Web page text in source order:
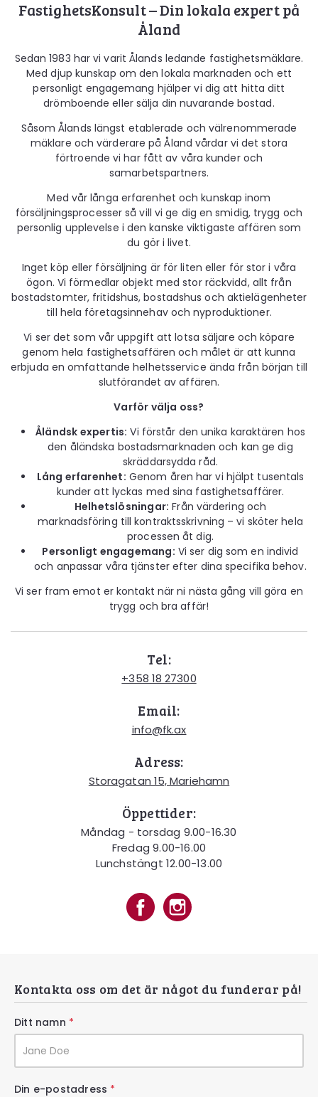
FastighetsKonsult – Din lokala expert på
Åland
Sedan 1983 har vi varit Ålands ledande fastighetsmäklare.
Med djup kunskap om den lokala marknaden och ett
personligt engagemang hjälper vi dig att hitta ditt
drömboende eller sälja din nuvarande bostad.
Såsom Ålands längst etablerade och välrenommerade
mäklare och värderare på Åland vårdar vi det stora
förtroende vi har fått av våra kunder och
samarbetspartners.
Med vår långa erfarenhet och kunskap inom
försäljningsprocesser så vill vi ge dig en smidig, trygg och
personlig upplevelse i den kanske viktigaste affären som
du gör i livet.
Inget köp eller försäljning är för liten eller för stor i våra
ögon. Vi förmedlar objekt med stor räckvidd, allt från
bostadstomter, fritidshus, bostadshus och aktielägenheter
till hela företagsinnehav och nyproduktioner.
Vi ser det som vår uppgift att lotsa säljare och köpare
genom hela fastighetsaffären och målet är att kunna
erbjuda en omfattande helhetsservice ända från början till
slutförandet av affären.
Varför välja oss?
Åländsk expertis: Vi förstår den unika karaktären hos
den åländska bostadsmarknaden och kan ge dig
skräddarsydda råd.
Lång erfarenhet: Genom åren har vi hjälpt tusentals
kunder att lyckas med sina fastighetsaffärer.
Helhetslösningar: Från värdering och
marknadsföring till kontraktsskrivning – vi sköter hela
processen åt dig.
Personligt engagemang: Vi ser dig som en individ
och anpassar våra tjänster efter dina specifika behov.
Vi ser fram emot er kontakt när ni nästa gång vill göra en
trygg och bra affär!
Tel:
+358 18 27300
Email:
info@fk.ax
Adress:
Storagatan 15, Mariehamn
Öppettider:
Måndag - torsdag 9.00-16.30
Fredag 9.00-16.00
Lunchstängt 12.00-13.00
Kontakta oss om det är något du funderar på!
Ditt namn *
Din e-postadress *